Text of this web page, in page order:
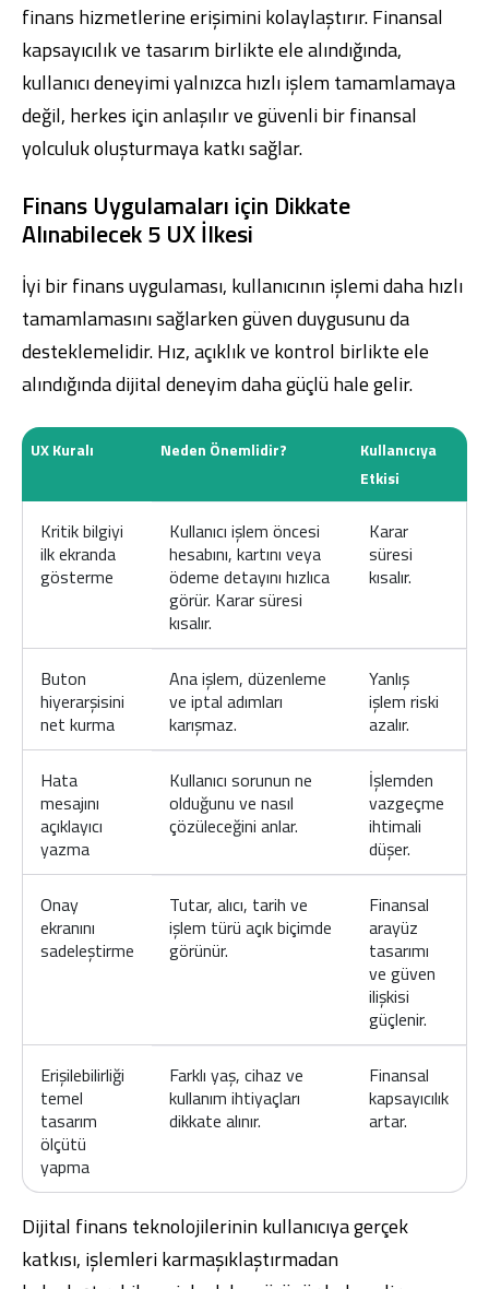
finans hizmetlerine erişimini kolaylaştırır. Finansal
kapsayıcılık ve tasarım birlikte ele alındığında,
kullanıcı deneyimi yalnızca hızlı işlem tamamlamaya
değil, herkes için anlaşılır ve güvenli bir finansal
yolculuk oluşturmaya katkı sağlar.
Finans Uygulamaları için Dikkate
Alınabilecek 5 UX İlkesi
İyi bir finans uygulaması, kullanıcının işlemi daha hızlı
tamamlamasını sağlarken güven duygusunu da
desteklemelidir. Hız, açıklık ve kontrol birlikte ele
alındığında dijital deneyim daha güçlü hale gelir.
UX Kuralı Neden Önemlidir?
Kullanıcıya
Etkisi
Kritik bilgiyi
ilk ekranda
gösterme
Kullanıcı işlem öncesi
hesabını, kartını veya
ödeme detayını hızlıca
görür. Karar süresi
kısalır.
Karar
süresi
kısalır.
Buton
hiyerarşisini
net kurma
Ana işlem, düzenleme
ve iptal adımları
karışmaz.
Yanlış
işlem riski
azalır.
Hata
mesajını
açıklayıcı
yazma
Kullanıcı sorunun ne
olduğunu ve nasıl
çözüleceğini anlar.
İşlemden
vazgeçme
ihtimali
düşer.
Onay
ekranını
sadeleştirme
Tutar, alıcı, tarih ve
işlem türü açık biçimde
görünür.
Finansal
arayüz
tasarımı
ve güven
ilişkisi
güçlenir.
Erişilebilirliği
temel
tasarım
ölçütü
yapma
Farklı yaş, cihaz ve
kullanım ihtiyaçları
dikkate alınır.
Finansal
kapsayıcılık
artar.
Dijital finans teknolojilerinin kullanıcıya gerçek
katkısı, işlemleri karmaşıklaştırmadan